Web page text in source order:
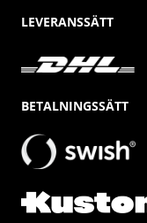
LEVERANSSÄTT
BETALNINGSSÄTT